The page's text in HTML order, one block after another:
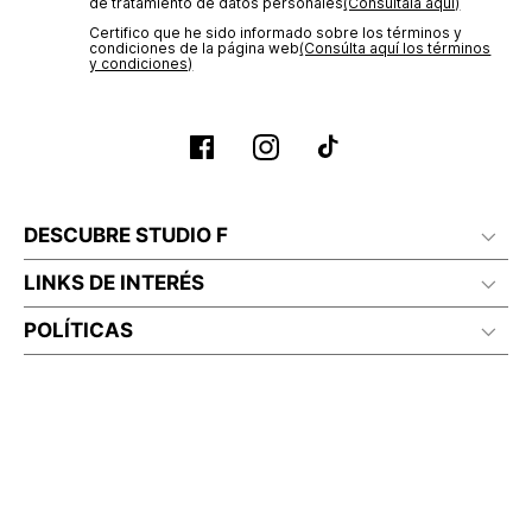
Certifico que he sido informado sobre los términos y
condiciones de la página web‎(Consúlta aquí los términos
y condiciones)
DESCUBRE STUDIO F
LINKS DE INTERÉS
POLÍTICAS